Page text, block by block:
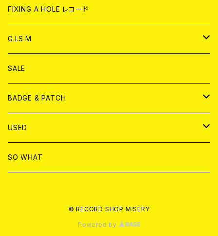
ANALOG
CD
ANALOG
CD
ANALOG
WORLD
CD
ANALOG
CD
アナログ
DVD
T-shirt & WEAR
FIXING A HOLE レコード
G.I.S.M
CD
ANALOG
T-SHIRT & WEAR
DVD
SALE
BADGE & PATCH
BADGE
PATCH
USED
書籍
SO WHAT
© RECORD SHOP MISERY
Powered by